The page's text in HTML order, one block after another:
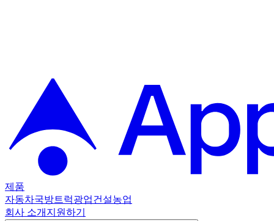
제품
자동차국방트럭광업건설농업
회사 소개 지원하기